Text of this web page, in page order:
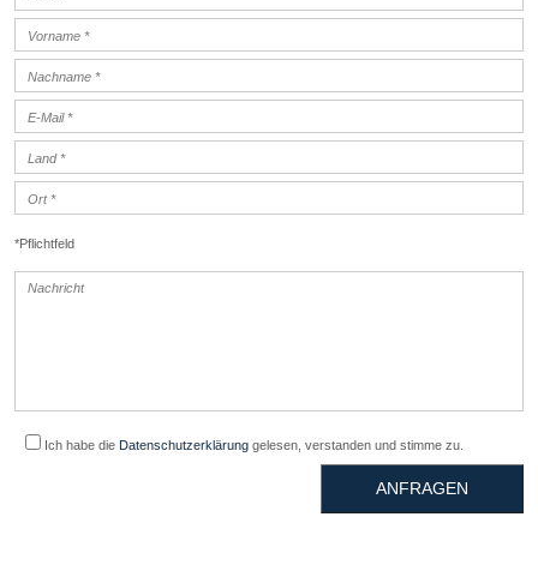
*Pflichtfeld
Ich habe die Datenschutzerklärunggelesen, verstanden und stimme zu.
ANFRAGEN